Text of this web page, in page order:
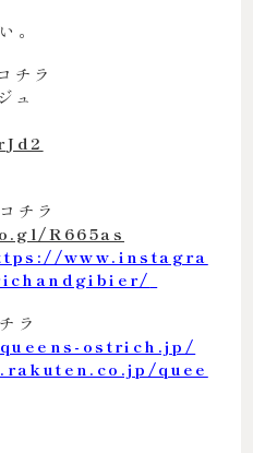
。
チラ
ュ
チラ
R665as
www.instagra
ラ
ostrich.jp/
quee